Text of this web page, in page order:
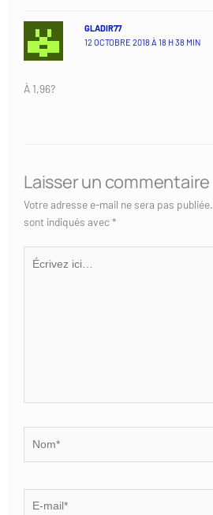
GLADIR77
12 OCTOBRE 2018 À 18 H 38 MIN
À 1,96?
Laisser un commentaire
Votre adresse e-mail ne sera pas publiée.
sont indiqués avec*
Écrivez
ici…